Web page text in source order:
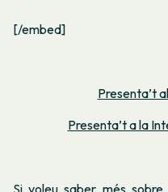
[/embed]
Presenta’t
Presenta’t a la
Si voleu saber més